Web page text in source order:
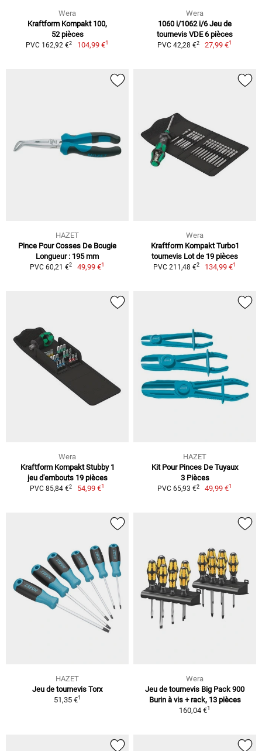
Wera
Kraftform Kompakt 100,
52 pièces
PVC 162,92 €2 104,99 €1
Wera
1060 i/1062 i/6 Jeu de
tournevis VDE 6 pièces
PVC 42,28 €2 27,99 €1
HAZET
Pince Pour Cosses De Bougie
Longueur : 195 mm
PVC 60,21 €2 49,99 €1
Wera
Kraftform Kompakt Turbo1
tournevis Lot de 19 pièces
PVC 211,48 €2 134,99 €1
Wera
Kraftform Kompakt Stubby 1
jeu d'embouts 19 pièces
PVC 85,84 €2 54,99 €1
HAZET
Kit Pour Pinces De Tuyaux
3 Pièces
PVC 65,93 €2 49,99 €1
HAZET
Jeu de tournevis Torx
51,35 €1
Wera
Jeu de tournevis Big Pack 900
Burin à vis + rack, 13 pièces
160,04 €1